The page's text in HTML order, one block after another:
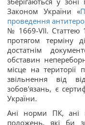
Законом України «
проведення
№ 1669-VII. Статтею
протягом терміну
достатнім
обставин
місце на території
звільнення від
зобов'язань, є
України.
Ані норми ПК, ані
положень, які би